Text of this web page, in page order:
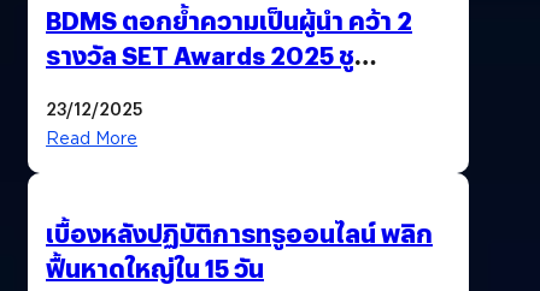
BDMS ตอกย้ำความเป็นผู้นำ คว้า 2
รางวัล SET Awards 2025 ชู
สุขภาพไทยสู่ความยั่งยืน
23/12/2025
Read More
เบื้องหลังปฏิบัติการทรูออนไลน์ พลิก
ฟื้นหาดใหญ่ใน 15 วัน